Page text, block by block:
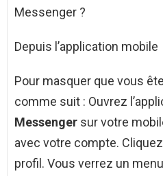
Messenger ?
Depuis l’application mobile
Pour masquer que vous
comme suit : Ouvrez
Messenger sur votre
avec votre compte.
profil. Vous verrez un